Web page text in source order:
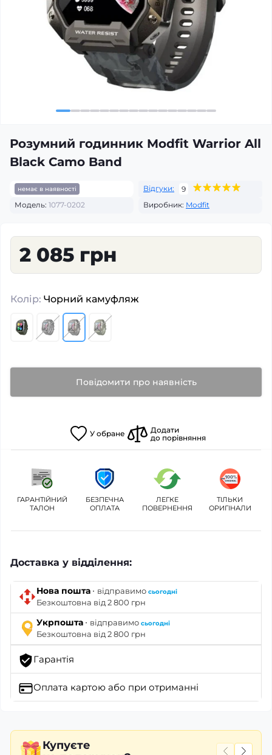
Розумний годинник Modfit Warrior All
Black Camo Band
немає в наявності Відгуки:
9
Модель: 1077-0202 Виробник: Modfit
2 085 грн
Колір: Чорний камуфляж
Повідомити про наявність
У обране
Додати
до порівняння
ГАРАНТІЙНИЙ
ТАЛОН
БЕЗПЕЧНА
ОПЛАТА
ЛЕГКЕ
ПОВЕРНЕННЯ
ТІЛЬКИ
ОРИГІНАЛИ
Доставка у відділення:
Нова пошта · відправимо сьогодні
Безкоштовна від 2 800 грн
Укрпошта · відправимо сьогодні
Безкоштовна від 2 800 грн
Гарантія
Оплата картою або при отриманні
Купуєте